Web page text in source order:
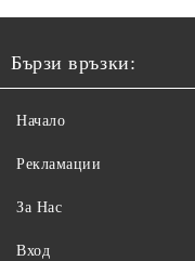
Бързи връзки:
Начало
Рекламации
За Нас
Вход